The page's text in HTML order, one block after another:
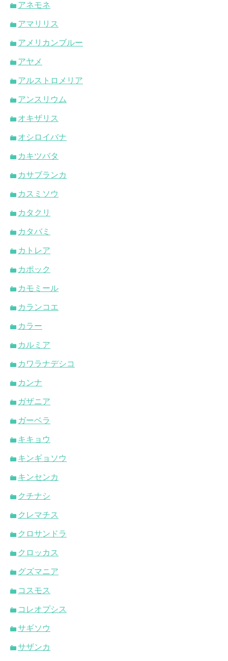
アネモネ
アマリリス
アメリカンブルー
アヤメ
アルストロメリア
アンスリウム
オキザリス
オシロイバナ
カキツバタ
カサブランカ
カスミソウ
カタクリ
カタバミ
カトレア
カポック
カモミール
カランコエ
カラー
カルミア
カワラナデシコ
カンナ
ガザニア
ガーベラ
キキョウ
キンギョソウ
キンセンカ
クチナシ
クレマチス
クロサンドラ
クロッカス
グズマニア
コスモス
コレオプシス
サギソウ
サザンカ